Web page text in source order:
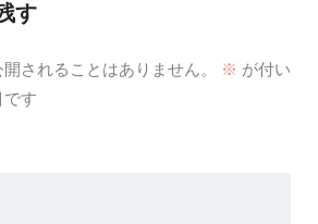
す
されることはありません。 ※ が付い
です